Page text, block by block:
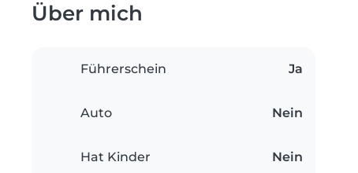
Über mich
Führerschein Ja
Auto Nein
Hat Kinder Nein